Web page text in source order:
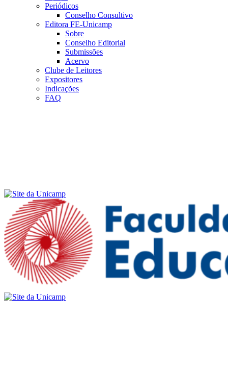
Periódicos
Conselho Consultivo
Editora FE-Unicamp
Sobre
Conselho Editorial
Submissões
Acervo
Clube de Leitores
Expositores
Indicações
FAQ